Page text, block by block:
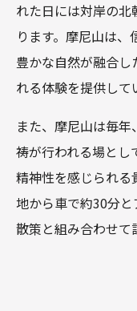
れた日には対岸の
ります。摩尼山は、
豊かな自然が融合
れる体験を提供して
また、摩尼山は毎
祷が行われる場とし
精神性を感じられる
地から車で約30分
散策と組み合わせて